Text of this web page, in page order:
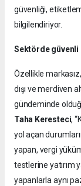
güvenliği,
bilgilendiriyor.
Sektörde güvenli
Özellikle
dışı ve merdiven
gündeminde
Taha Keresteci,
yol açan
yapan, vergi
testlerine yatırım
yapanlarla aynı